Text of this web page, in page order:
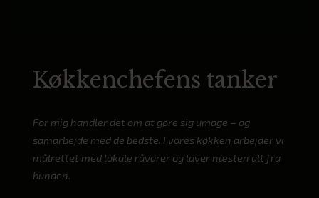
Køkkenchefens tanker
For mig handler det om at gøre sig umage – og
samarbejde med de bedste. I vores køkken arbejder vi
målrettet med lokale råvarer og laver næsten alt fra
bunden.